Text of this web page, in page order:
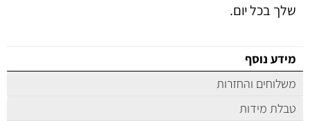
שלך בכל יום.
מידע נוסף
משלוחים והחזרות
טבלת מידות